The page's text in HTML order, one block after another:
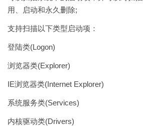
用、启动和永久删除;
支持扫描以下类型启动项：
登陆类(Logon)
浏览器类(Explorer)
IE浏览器类(Internet Explorer)
系统服务类(Services)
内核驱动类(Drivers)